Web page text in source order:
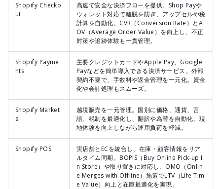
Shopify Checko
ut
高速で安全な決済フローを提供。Shop Payや
ウォレット対応で離脱を防ぎ、アップセルや税
計算を自動化。CVR（Conversion Rate）とA
OV（Average Order Value）を向上し、不正
対策や追跡体験も一貫管理。
Shopify Payme
nts
主要クレジットカードやApple Pay、Google
Payなどを簡単導入できる決済サービス。外部
契約不要で、手数料や返金管理を一元化。資金
化や会計処理もスムーズ。
Shopify Market
s
越境販売を一元管理。国別に価格、通貨、言
語、税制を最適化し、翻訳や為替を自動化。現
地体験を向上しながら運用負荷を軽減。
Shopify POS
実店舗とECを統合し、在庫・顧客情報をリア
ルタイム同期。BOPIS（Buy Online Pick-up I
n Store）や取り置きに対応し、OMO（Onlin
e Merges with Offline）施策でLTV（Life Tim
e Value）向上と在庫最適化を実現。